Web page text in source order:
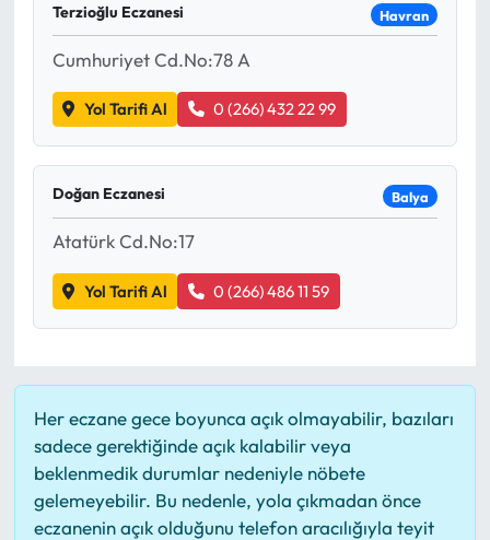
Terzioğlu Eczanesi Havran
Cumhuriyet Cd.No:78 A
Yol Tarifi Al 0 (266) 432 22 99
Doğan Eczanesi Balya
Atatürk Cd.No:17
Yol Tarifi Al 0 (266) 486 11 59
Her eczane gece boyunca açık olmayabilir, bazıları
sadece gerektiğinde açık kalabilir veya
beklenmedik durumlar nedeniyle nöbete
gelemeyebilir. Bu nedenle, yola çıkmadan önce
eczanenin açık olduğunu telefon aracılığıyla teyit